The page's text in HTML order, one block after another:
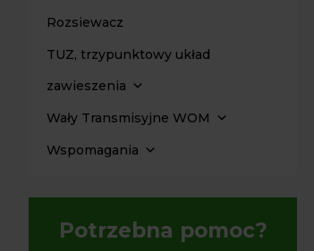
Rozsiewacz
TUZ, trzypunktowy układ
zawieszenia
Wały Transmisyjne WOM
Wspomagania
Potrzebna pomoc?